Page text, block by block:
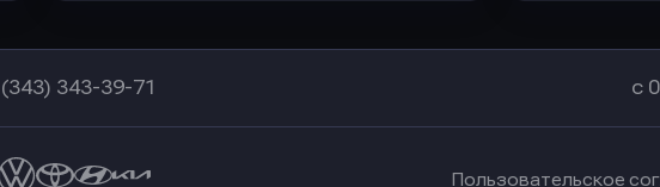
343-39-71 с
Пользовательское